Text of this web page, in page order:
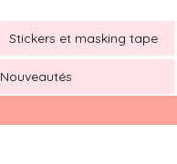
Stickers et masking tape
Nouveautés